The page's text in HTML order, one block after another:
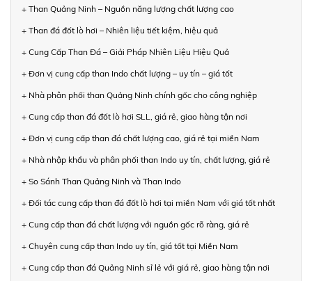
+ Than Quảng Ninh – Nguồn năng lượng chất lượng cao
+ Than đá đốt lò hơi – Nhiên liệu tiết kiệm, hiệu quả
+ Cung Cấp Than Đá – Giải Pháp Nhiên Liệu Hiệu Quả
+ Đơn vị cung cấp than Indo chất lượng – uy tín – giá tốt
+ Nhà phân phối than Quảng Ninh chính gốc cho công nghiệp
+ Cung cấp than đá đốt lò hơi SLL, giá rẻ, giao hàng tận nơi
+ Đơn vị cung cấp than đá chất lượng cao, giá rẻ tại miền Nam
+ Nhà nhập khẩu và phân phối than Indo uy tín, chất lượng, giá rẻ
+ So Sánh Than Quảng Ninh và Than Indo
+ Đối tác cung cấp than đá đốt lò hơi tại miền Nam với giá tốt nhất
+ Cung cấp than đá chất lượng với nguồn gốc rõ ràng, giá rẻ
+ Chuyên cung cấp than Indo uy tín, giá tốt tại Miền Nam
+ Cung cấp than đá Quảng Ninh sỉ lẻ với giá rẻ, giao hàng tận nơi